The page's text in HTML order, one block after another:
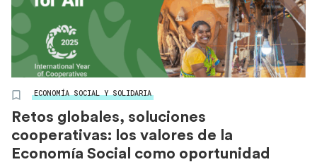
ECONOMÍA SOCIAL Y SOLIDARIA
Retos globales, soluciones
cooperativas: los valores de la
Economía Social como oportunidad